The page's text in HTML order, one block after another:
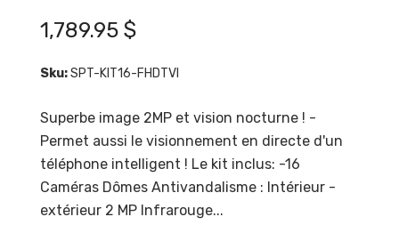
1,789.95 $
Sku:SPT-KIT16-FHDTVI
Superbe image 2MP et vision nocturne ! -
Permet aussi le visionnement en directe d'un
téléphone intelligent ! Le kit inclus: -16
Caméras Dômes Antivandalisme : Intérieur -
extérieur 2 MP Infrarouge...